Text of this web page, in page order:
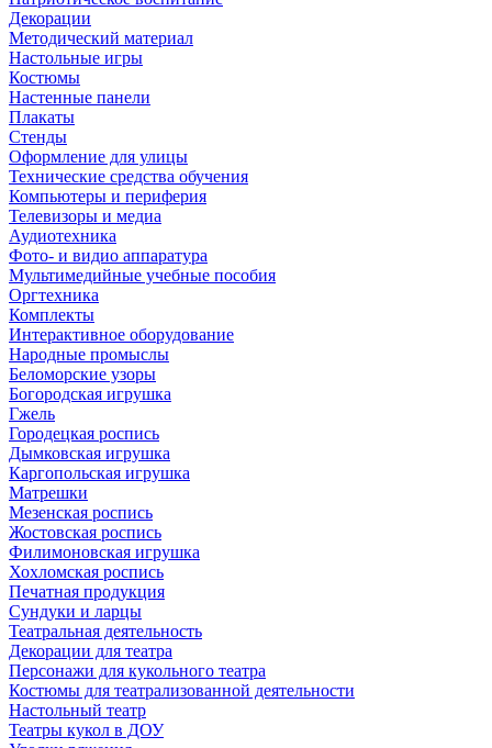
Декорации
Методический материал
Настольные игры
Костюмы
Настенные панели
Плакаты
Стенды
Оформление для улицы
Технические средства обучения
Компьютеры и периферия
Телевизоры и медиа
Аудиотехника
Фото- и видио аппаратура
Мультимедийные учебные пособия
Оргтехника
Комплекты
Интерактивное оборудование
Народные промыслы
Беломорские узоры
Богородская игрушка
Гжель
Городецкая роспись
Дымковская игрушка
Каргопольская игрушка
Матрешки
Мезенская роспись
Жостовская роспись
Филимоновская игрушка
Хохломская роспись
Печатная продукция
Сундуки и ларцы
Театральная деятельность
Декорации для театра
Персонажи для кукольного театра
Костюмы для театрализованной деятельности
Настольный театр
Театры кукол в ДОУ